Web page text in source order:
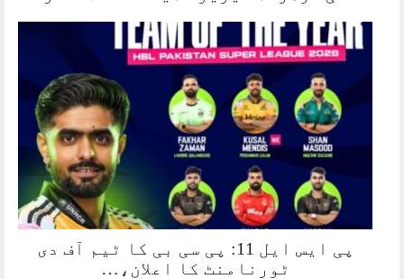
پی ایس ایل 11: پی سی بی کا ٹیم آف دی
ٹورنامنٹ کا اعلان،…